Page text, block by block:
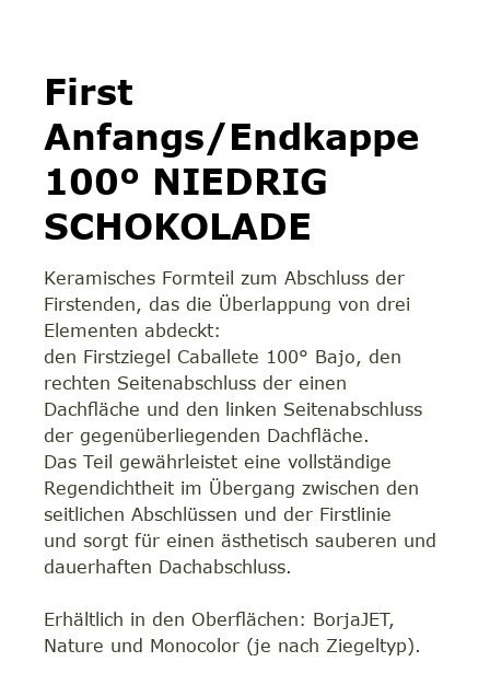
First
Anfangs/Endkappe
100º NIEDRIG
SCHOKOLADE
Keramisches Formteil zum Abschluss der
Firstenden, das die Überlappung von drei
Elementen abdeckt:
den Firstziegel Caballete 100° Bajo, den
rechten Seitenabschluss der einen
Dachfläche und den linken Seitenabschluss
der gegenüberliegenden Dachfläche.
Das Teil gewährleistet eine vollständige
Regendichtheit im Übergang zwischen den
seitlichen Abschlüssen und der Firstlinie
und sorgt für einen ästhetisch sauberen und
dauerhaften Dachabschluss.
Erhältlich in den Oberflächen: BorjaJET,
Nature und Monocolor (je nach Ziegeltyp).